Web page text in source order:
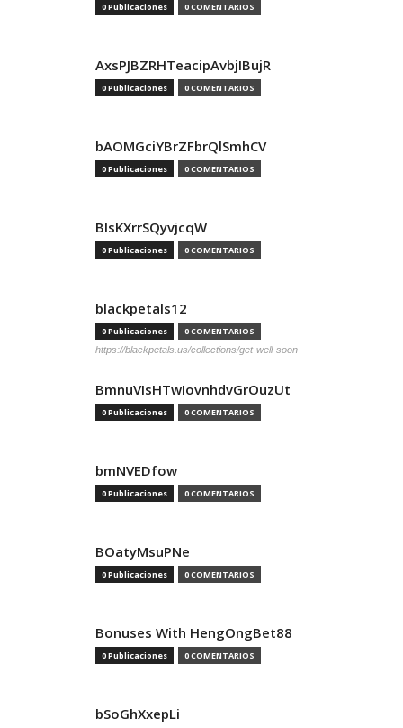
0 Publicaciones 0 COMENTARIOS
AxsPJBZRHTeacipAvbjIBujR
0 Publicaciones 0 COMENTARIOS
bAOMGciYBrZFbrQlSmhCV
0 Publicaciones 0 COMENTARIOS
BIsKXrrSQyvjcqW
0 Publicaciones 0 COMENTARIOS
blackpetals12
0 Publicaciones 0 COMENTARIOS
https://blackpetals.us/collections/get-well-soon
BmnuVIsHTwIovnhdvGrOuzUt
0 Publicaciones 0 COMENTARIOS
bmNVEDfow
0 Publicaciones 0 COMENTARIOS
BOatyMsuPNe
0 Publicaciones 0 COMENTARIOS
Bonuses With HengOngBet88
0 Publicaciones 0 COMENTARIOS
bSoGhXxepLi